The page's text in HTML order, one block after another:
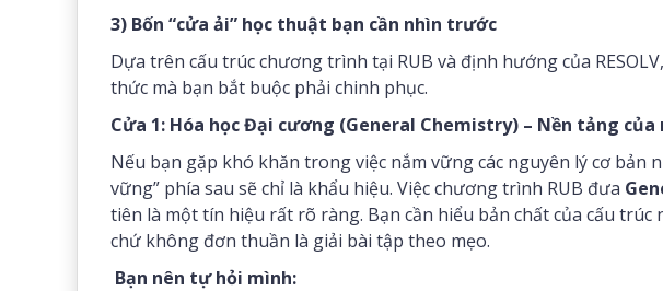
3) Bốn “cửa ải” học thuật bạn cần nhìn trước
Dựa trên cấu trúc chương trình tại RUB và định hướng của
thức mà bạn bắt buộc phải chinh phục.
Cửa 1: Hóa học Đại cương (General Chemistry) – Nền tảng
Nếu bạn gặp khó khăn trong việc nắm vững các nguyên lý cơ bản
vững” phía sau sẽ chỉ là khẩu hiệu. Việc chương trình RUB đưa
tiên là một tín hiệu rất rõ ràng. Bạn cần hiểu bản chất của cấu
chứ không đơn thuần là giải bài tập theo mẹo.
Bạn nên tự hỏi mình: